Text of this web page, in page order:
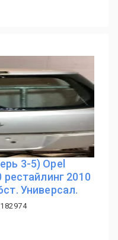
3-5) Opel
2010
Универсал.